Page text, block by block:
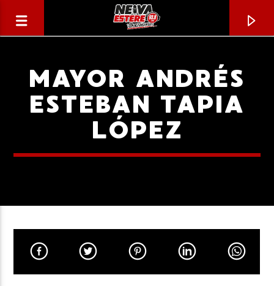
CANCIÓN ACTUAL
TÍTULO
MAYOR ANDRÉS
ESTEBAN TAPIA
LÓPEZ